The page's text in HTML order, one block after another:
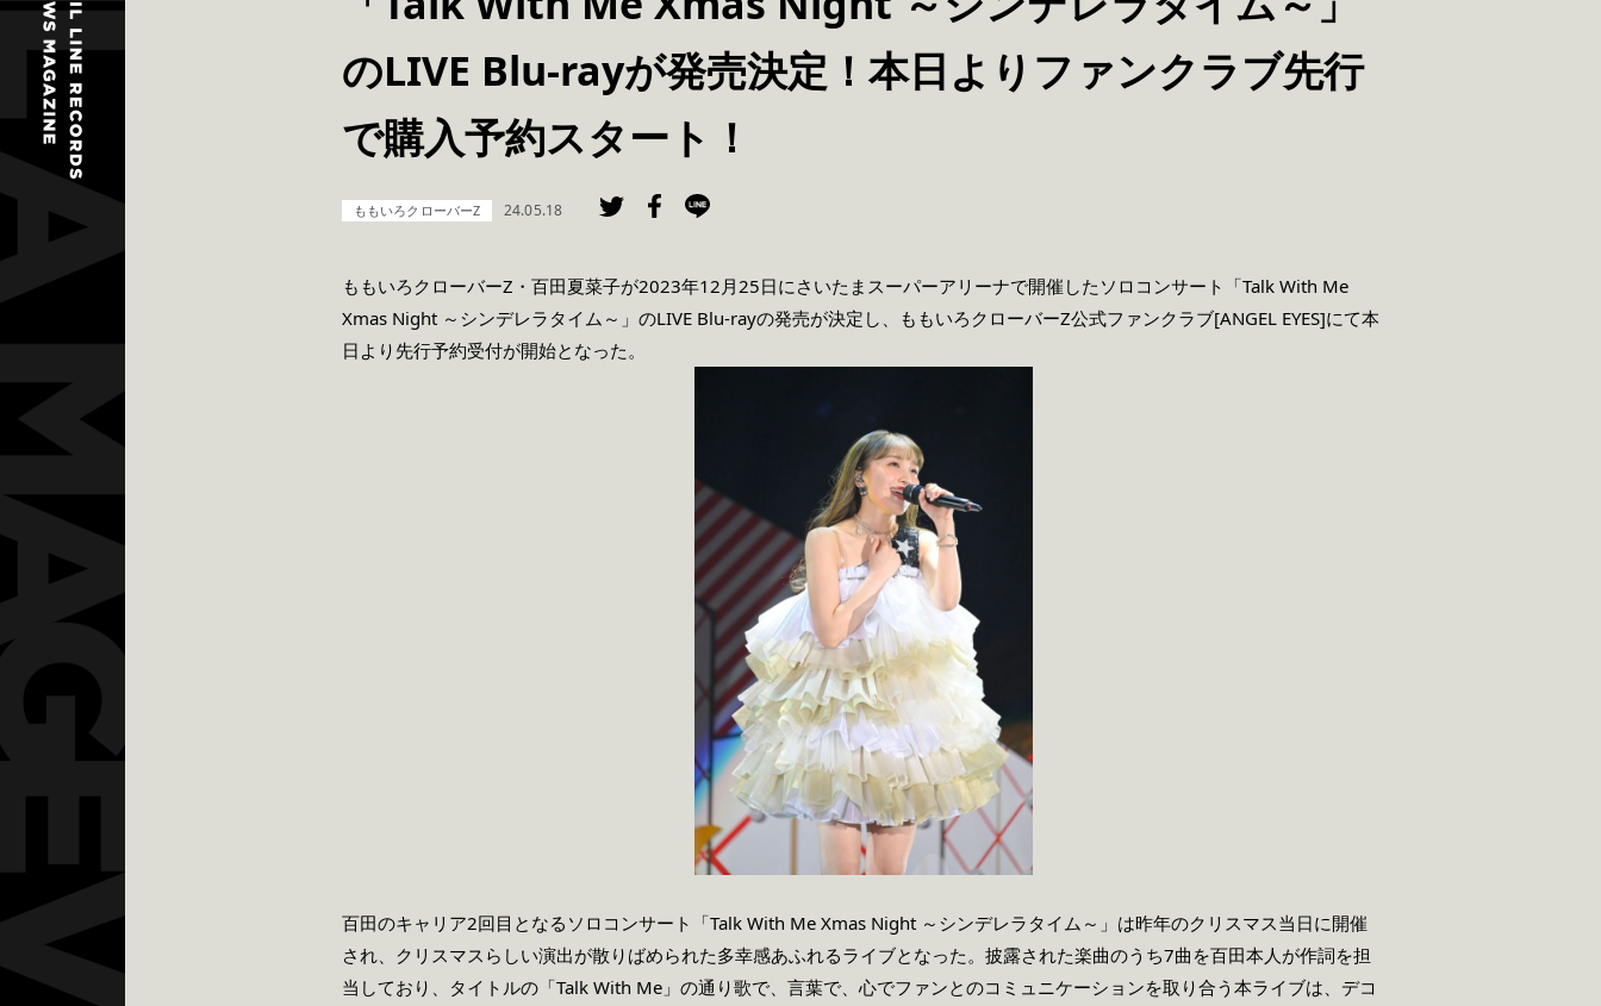
のLIVE Blu-rayが発売決定！本日よりファンクラブ先行
で購入予約スタート！
ももいろクローバーZ 24.05.18
ももいろクローバーZ・百田夏菜子が2023年12月25日にさいたまスーパーアリーナで開催したソロコンサート「Talk With Me
Xmas Night ～シンデレラタイム～」のLIVE Blu-rayの発売が決定し、ももいろクローバーZ公式ファンクラブ[ANGEL EYES]にて本
日より先行予約受付が開始となった。
百田のキャリア2回目となるソロコンサート「Talk With Me Xmas Night ～シンデレラタイム～」は昨年のクリスマス当日に開催
され、クリスマスらしい演出が散りばめられた多幸感あふれるライブとなった。披露された楽曲のうち7曲を百田本人が作詞を担
当しており、タイトルの「Talk With Me」の通り歌で、言葉で、心でファンとのコミュニケーションを取り合う本ライブは、デコ